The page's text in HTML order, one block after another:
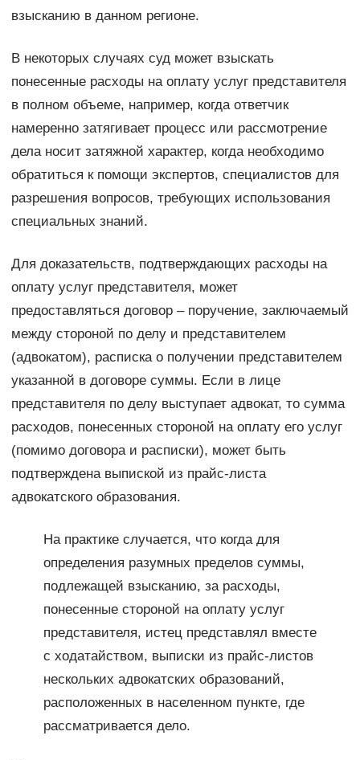
взысканию в данном регионе.
В некоторых случаях суд может взыскать
понесенные расходы на оплату услуг представителя
в полном объеме, например, когда ответчик
намеренно затягивает процесс или рассмотрение
дела носит затяжной характер, когда необходимо
обратиться к помощи экспертов, специалистов для
разрешения вопросов, требующих использования
специальных знаний.
Для доказательств, подтверждающих расходы на
оплату услуг представителя, может
предоставляться договор – поручение, заключаемый
между стороной по делу и представителем
(адвокатом), расписка о получении представителем
указанной в договоре суммы. Если в лице
представителя по делу выступает адвокат, то сумма
расходов, понесенных стороной на оплату его услуг
(помимо договора и расписки), может быть
подтверждена выпиской из прайс-листа
адвокатского образования.
На практике случается, что когда для
определения разумных пределов суммы,
подлежащей взысканию, за расходы,
понесенные стороной на оплату услуг
представителя, истец представлял вместе
с ходатайством, выписки из прайс-листов
нескольких адвокатских образований,
расположенных в населенном пункте, где
рассматривается дело.